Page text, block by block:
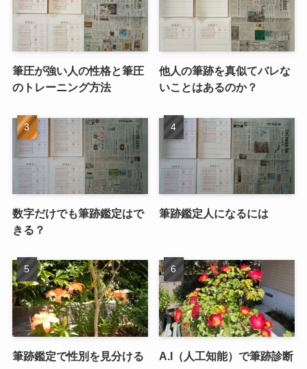
筆圧が強い人の性格と筆圧
のトレーニング方法
他人の筆跡を真似てバレな
いことはあるのか？
数字だけでも筆跡鑑定はで
きる？
筆跡鑑定人になるには
筆跡鑑定で性別を見分ける A.I（人工知能）で筆跡診断